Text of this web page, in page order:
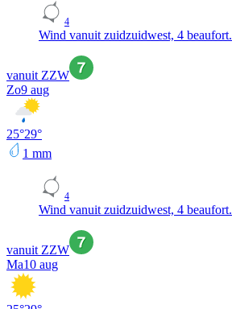
4
Wind vanuit zuidzuidwest, 4 beaufort.
vanuit ZZW
Zo9 aug
25°29°
1 mm
4
Wind vanuit zuidzuidwest, 4 beaufort.
vanuit ZZW
Ma10 aug